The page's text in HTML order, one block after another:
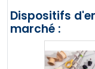
Dispositifs
marché :